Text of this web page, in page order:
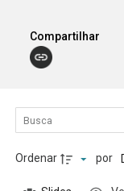
Compartilhar
Lista de
Controle
Ordenar por